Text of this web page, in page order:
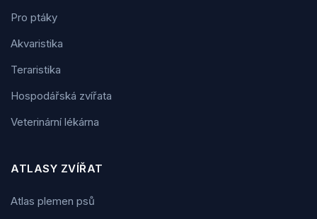
Pro ptáky
Akvaristika
Teraristika
Hospodářská zvířata
Veterinární lékárna
ATLASY ZVÍŘAT
Atlas plemen psů